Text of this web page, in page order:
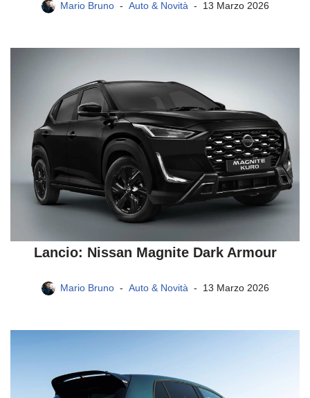
Mario Bruno Auto & Novità 13 Marzo 2026
Lancio: Nissan Magnite Dark Armour
Mario Bruno Auto & Novità 13 Marzo 2026